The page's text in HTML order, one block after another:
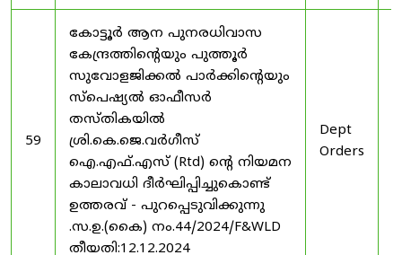
59
കോട്ടൂർ ആന പുനരധിവാസ
കേന്ദ്രത്തിന്റെയും പുത്തൂർ
സുവോളജിക്കൽ പാർക്കിന്റെയും
സ്പെഷ്യൽ ഓഫീസർ
തസ്തികയിൽ
ശ്രി.കെ.ജെ.വർഗീസ്
ഐ.എഫ്.എസ് (Rtd) ന്റെ നിയമന
കാലാവധി ദീർഘിപ്പിച്ചുകൊണ്ട്
ഉത്തരവ് - പുറപ്പെടുവിക്കുന്നു
.സ.ഉ.(കൈ) നം.44/2024/F&WLD
തീയതി:12.12.2024
Dept
Orders